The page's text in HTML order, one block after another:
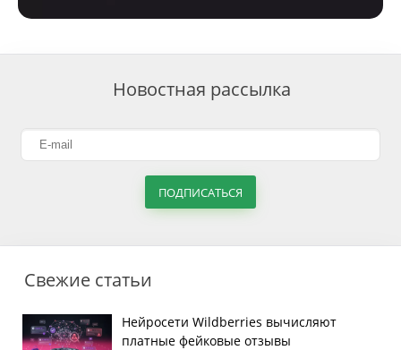
Новостная рассылка
ПОДПИСАТЬСЯ
Свежие статьи
Нейросети Wildberries вычисляют
платные фейковые отзывы